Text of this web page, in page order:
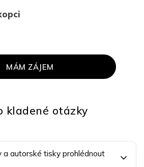
kladené otázky
a autorské tisky prohlédnout
MÁM ZÁJEM